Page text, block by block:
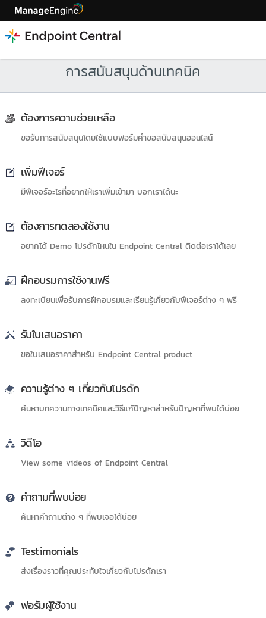
การสนับสนุนด้านเทคนิค
ต้องการความช่วยเหลือ
ขอรับการสนับสนุนโดยใช้แบบฟอร์มคำขอสนับสนุนออนไลน์
เพิ่มฟีเจอร์
มีฟีเจอร์อะไรที่อยากให้เราเพิ่มเข้ามา บอกเราได้นะ
ต้องการทดลองใช้งาน
อยากได้ Demo โปรดักไหนใน Endpoint Central ติดต่อเราได้เลย
ฝึกอบรมการใช้งานฟรี
ลงทะเบียนเพื่อรับการฝึกอบรมและเรียนรู้เกี่ยวกับฟีเจอร์ต่าง ๆ ฟรี
รับใบเสนอราคา
ขอใบเสนอราคาสำหรับ Endpoint Central product
ความรู้ต่าง ๆ เกี่ยวกับโปรดัก
ค้นหาบทความทางเทคนิคและวิธีแก้ปัญหาสำหรับปัญหาที่พบได้บ่อย
วิดีโอ
View some videos of Endpoint Central
คำถามที่พบบ่อย
ค้นหาคำถามต่าง ๆ ที่พบเจอได้บ่อย
Testimonials
ส่งเรื่องราวที่คุณประทับใจเกี่ยวกับโปรดักเรา
ฟอรัมผู้ใช้งาน